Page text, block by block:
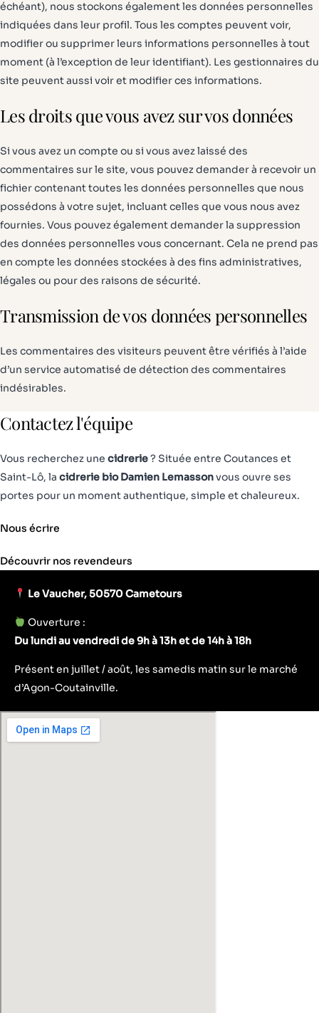
échéant), nous stockons également les données personnelles
indiquées dans leur profil. Tous les comptes peuvent voir,
modifier ou supprimer leurs informations personnelles à tout
moment (à l’exception de leur identifiant). Les gestionnaires du
site peuvent aussi voir et modifier ces informations.
Les droits que vous avez sur vos données
Si vous avez un compte ou si vous avez laissé des
commentaires sur le site, vous pouvez demander à recevoir un
fichier contenant toutes les données personnelles que nous
possédons à votre sujet, incluant celles que vous nous avez
fournies. Vous pouvez également demander la suppression
des données personnelles vous concernant. Cela ne prend pas
en compte les données stockées à des fins administratives,
légales ou pour des raisons de sécurité.
Transmission de vos données personnelles
Les commentaires des visiteurs peuvent être vérifiés à l’aide
d’un service automatisé de détection des commentaires
indésirables.
Contactez l'équipe
Vous recherchez une cidrerie? Située entre Coutances et
Saint-Lô, la cidrerie bio Damien Lemassonvous ouvre ses
portes pour un moment authentique, simple et chaleureux.
Nous écrire
Découvrir nos revendeurs
Le Vaucher, 50570 Cametours
Ouverture :
Du lundi au vendredi de 9h à 13h et de 14h à 18h
Présent en juillet / août, les samedis matin sur le marché
d’Agon-Coutainville.